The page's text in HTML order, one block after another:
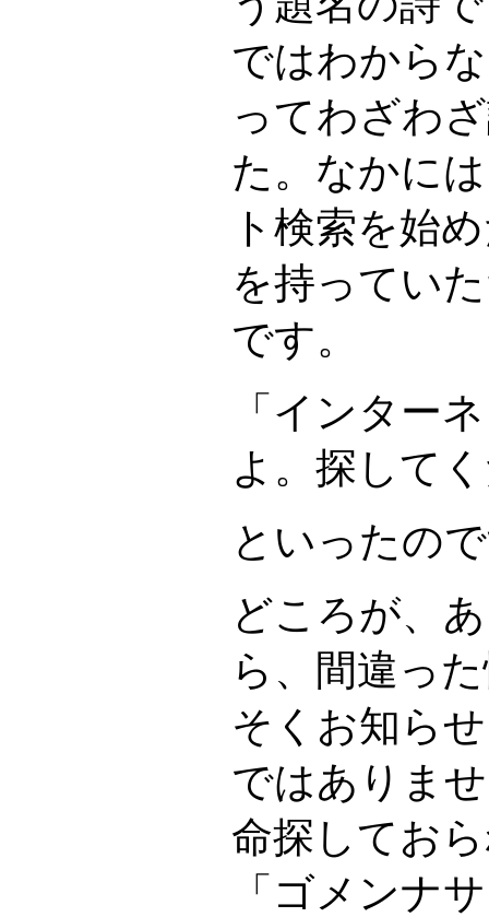
ではわから
ってわざわ
た。なかに
ト検索を始
を持ってい
です。
「インター
よ。探して
といったの
どころが、
ら、間違っ
そくお知ら
ではありま
命探してお
「ゴメンナ